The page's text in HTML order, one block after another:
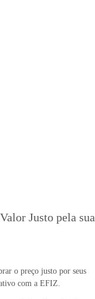
Justo pela sua
o preço justo por seus
com a EFIZ.